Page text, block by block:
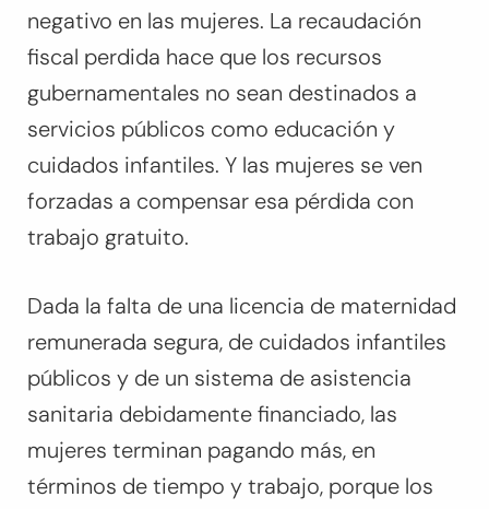
negativo en las mujeres. La recaudación
fiscal perdida hace que los recursos
gubernamentales no sean destinados a
servicios públicos como educación y
cuidados infantiles. Y las mujeres se ven
forzadas a compensar esa pérdida con
trabajo gratuito.
Dada la falta de una licencia de maternidad
remunerada segura, de cuidados infantiles
públicos y de un sistema de asistencia
sanitaria debidamente financiado, las
mujeres terminan pagando más, en
términos de tiempo y trabajo, porque los